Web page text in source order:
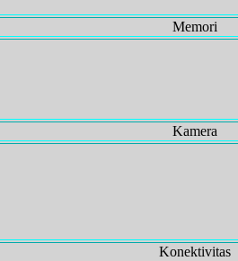
Memori
Kamera
Konektivitas